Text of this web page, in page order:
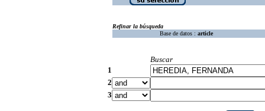
Refinar la búsqueda
Base de datos : article
Buscar
1
2
3